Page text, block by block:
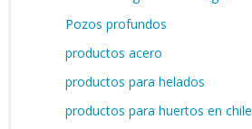
Pozos profundos
productos acero
productos para helados
productos para huertos en chile